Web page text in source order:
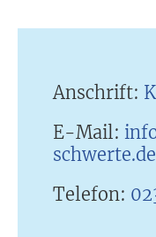
Anschrift:
E-Mail:
schwerte.de
Telefon: